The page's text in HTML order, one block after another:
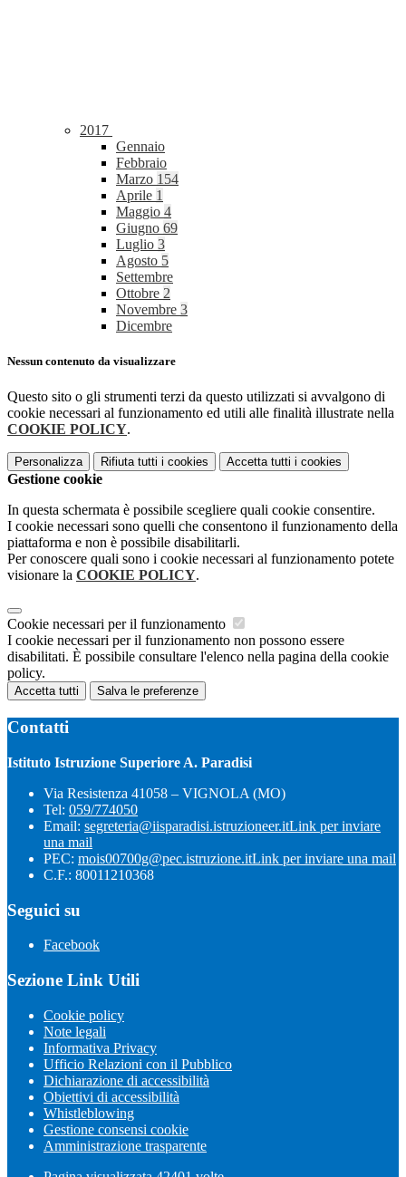
2017
Gennaio
Febbraio
Marzo 154
Aprile 1
Maggio 4
Giugno 69
Luglio 3
Agosto 5
Settembre
Ottobre 2
Novembre 3
Dicembre
Nessun contenuto da visualizzare
Questo sito o gli strumenti terzi da questo utilizzati si avvalgono di
cookie necessari al funzionamento ed utili alle finalità illustrate nella
COOKIE POLICY.
Personalizza Rifiuta tutti i cookies Accetta tutti i cookies
Gestione cookie
In questa schermata è possibile scegliere quali cookie consentire.
I cookie necessari sono quelli che consentono il funzionamento della
piattaforma e non è possibile disabilitarli.
Per conoscere quali sono i cookie necessari al funzionamento potete
visionare la COOKIE POLICY.
Cookie necessari per il funzionamento
I cookie necessari per il funzionamento non possono essere
disabilitati. È possibile consultare l'elenco nella pagina della cookie
policy.
Accetta tutti Salva le preferenze
Contatti
Istituto Istruzione Superiore A. Paradisi
Via Resistenza 41058 – VIGNOLA (MO)
Tel: 059/774050
Email: segreteria@iisparadisi.istruzioneer.itLink per inviare
una mail
PEC: mois00700g@pec.istruzione.itLink per inviare una mail
C.F.: 80011210368
Seguici su
Facebook
Sezione Link Utili
Cookie policy
Note legali
Informativa Privacy
Ufficio Relazioni con il Pubblico
Dichiarazione di accessibilità
Obiettivi di accessibilità
Whistleblowing
Gestione consensi cookie
Amministrazione trasparente